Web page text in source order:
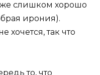
слишком хорошо
ирония).
хочется, так что
то, что